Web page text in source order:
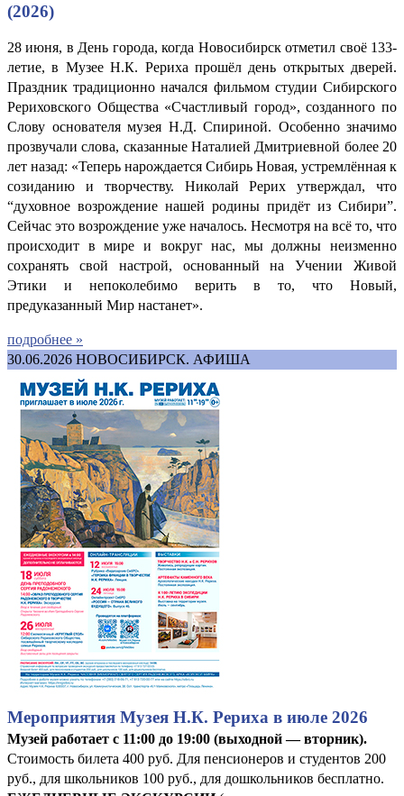
(2026)
28 июня, в День города, когда Новосибирск отметил своё 133-
летие, в Музее Н.К. Рериха прошёл день открытых дверей.
Праздник традиционно начался фильмом студии Сибирского
Рериховского Общества «Счастливый город», созданного по
Слову основателя музея Н.Д. Спириной. Особенно значимо
прозвучали слова, сказанные Наталией Дмитриевной более 20
лет назад: «Теперь нарождается Сибирь Новая, устремлённая к
созиданию и творчеству. Николай Рерих утверждал, что
“духовное возрождение нашей родины придёт из Сибири”.
Сейчас это возрождение уже началось. Несмотря на всё то, что
происходит в мире и вокруг нас, мы должны неизменно
сохранять свой настрой, основанный на Учении Живой
Этики и непоколебимо верить в то, что Новый,
предуказанный Мир настанет».
подробнее »
30.06.2026 НОВОСИБИРСК. АФИША
Мероприятия Музея Н.К. Рериха в июле 2026
Музей работает с 11:00 до 19:00 (выходной — вторник).
Стоимость билета 400 руб. Для пенсионеров и студентов 200
руб., для школьников 100 руб., для дошкольников бесплатно.